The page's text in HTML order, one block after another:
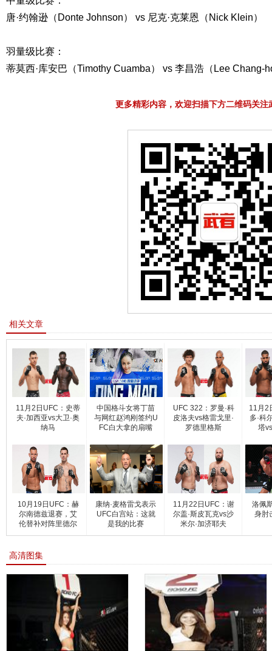
唐·约翰逊（Donte Johnson） vs 尼克·克莱恩（Nick Klein）
羽量级比赛：
蒂莫西·库安巴（Timothy Cuamba） vs 李昌浩（Lee Chang-
更多精彩内容，欢迎扫描下方二维码关注
相关文章
11月2日UFC：史蒂
夫·加西亚vs大卫·奥
纳马
中国格斗女将丁苗
与网红赵鸿刚签约U
FC白大拿的扇嘴
UFC 322：罗曼·科
皮洛夫vs格雷戈里·
罗德里格斯
11月2
多·科
塔
10月19日UFC：赫
尔南德兹退赛，艾
伦替补对阵里德尔
康纳·麦格雷戈表示
UFC白宫站：这就
是我的比赛
11月22日UFC：谢
尔盖·斯皮瓦克vs沙
米尔·加济耶夫
洛佩
身肘
高清图集